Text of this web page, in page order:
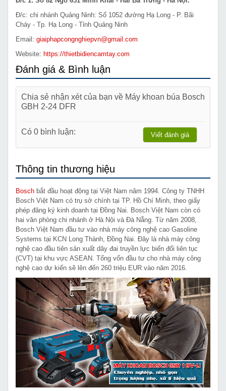
Đ/c: chi nhánh Quảng Ninh: Số 1052 đường Hạ Long - P. Bãi
Cháy - Tp. Hạ Long - Tỉnh Quảng Ninh
Email: giaiphapcongnghiepvn@gmail.com
Website: https://thietbidiencamtay.com
Đánh giá & Bình luận
Chia sẻ nhận xét của bạn về Máy khoan búa Bosch
GBH 2-24 DFR
Có 0 bình luận: Viết đánh giá
Thông tin thương hiệu
Bosch bắt đầu hoạt động tại Việt Nam năm 1994. Công ty TNHH
Bosch Việt Nam có trụ sở chính tại TP. Hồ Chí Minh, theo giấy
phép đăng ký kinh doanh tại Đồng Nai. Bosch Việt Nam còn có
hai văn phòng chi nhánh ở Hà Nội và Đà Nẵng. Từ năm 2008,
Bosch Việt Nam đầu tư vào nhà máy công nghệ cao Gasoline
Systems tại KCN Long Thành, Đồng Nai. Đây là nhà máy công
nghệ cao đầu tiên sản xuất dây đai truyền lực biến đổi liên tục
(CVT) tại khu vực ASEAN. Tổng vốn đầu tư cho nhà máy công
nghệ cao dự kiến sẽ lên đến 260 triệu EUR vào năm 2016.